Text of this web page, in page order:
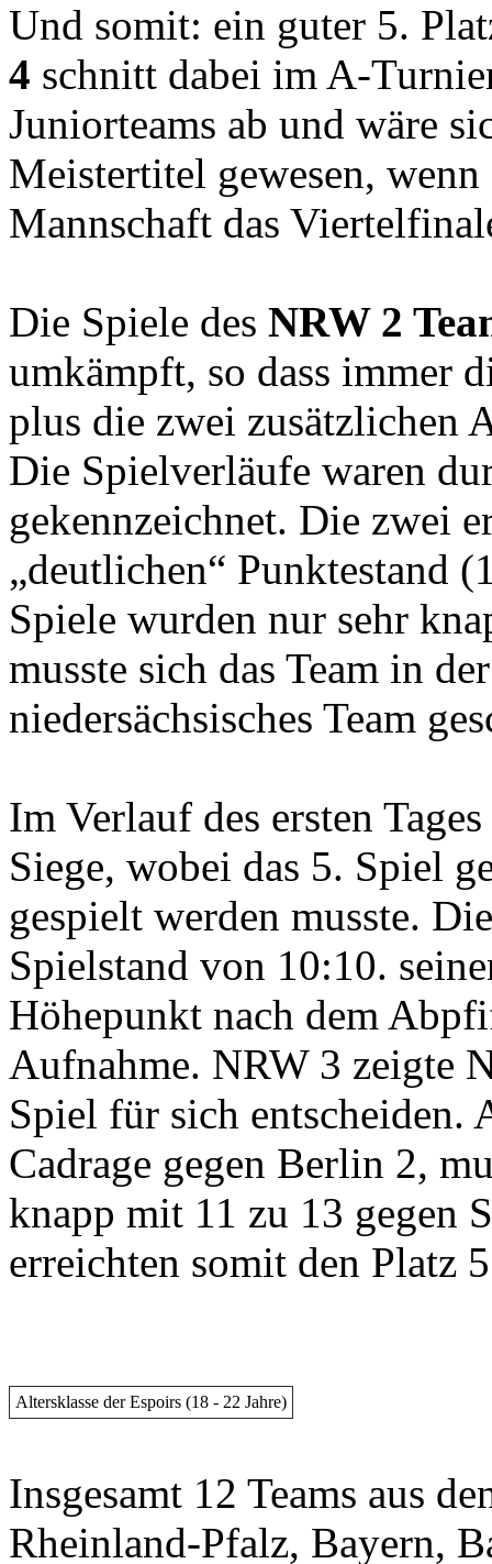
Und somit: ein guter 5.
4 schnitt dabei im A-
Juniorteams ab und wäre
Meistertitel gewesen,
Mannschaft das
Die Spiele des NRW 2
umkämpft, so dass immer
plus die zwei zusätzlichen
Die Spielverläufe waren
gekennzeichnet. Die zwei
„deutlichen“ Punktestand
Spiele wurden nur sehr
musste sich das Team in
niedersächsisches Team
Im Verlauf des ersten
Siege, wobei das 5. Spiel
gespielt werden musste.
Spielstand von 10:10.
Höhepunkt nach dem
Aufnahme. NRW 3 zeigte
Spiel für sich entscheiden.
Cadrage gegen Berlin 2,
knapp mit 11 zu 13 gegen
erreichten somit den Platz
Altersklasse der Espoirs (18 - 22 Jahre)
Insgesamt 12 Teams aus
Rheinland-Pfalz, Bayern,